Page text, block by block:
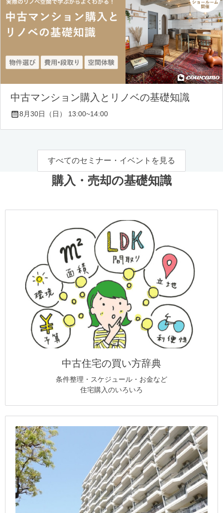
中古マンション購入とリノベの基礎知識
8月30日（日） 13:00~14:00
すべてのセミナー・イベントを見る
購入・売却の基礎知識
中古住宅の買い方辞典
条件整理・スケジュール・お金など
住宅購入のいろいろ